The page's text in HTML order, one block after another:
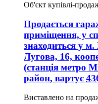
Об'єкт купівлі-
Продається
приміщення, у
знаходиться у м.
Лугова, 16,
(станція метро
район, вартує
Виставлено на